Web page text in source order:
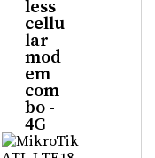
less
cellu
lar
mod
em
com
bo -
4G